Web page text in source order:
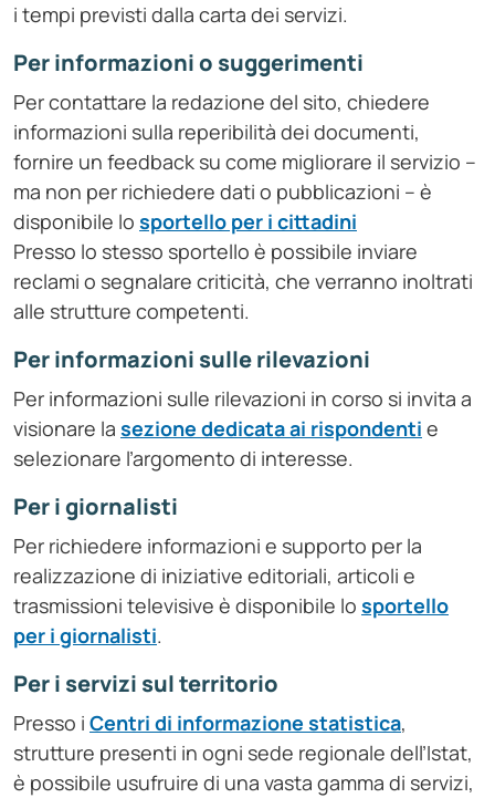
i tempi previsti dalla carta dei servizi.
Per informazioni o suggerimenti
Per contattare la redazione del sito, chiedere
informazioni sulla reperibilità dei documenti,
fornire un feedback su come migliorare il servizio –
ma non per richiedere dati o pubblicazioni – è
disponibile lo sportello per i cittadini
Presso lo stesso sportello è possibile inviare
reclami o segnalare criticità, che verranno inoltrati
alle strutture competenti.
Per informazioni sulle rilevazioni
Per informazioni sulle rilevazioni in corso si invita a
visionare la sezione dedicata ai rispondenti e
selezionare l’argomento di interesse.
Per i giornalisti
Per richiedere informazioni e supporto per la
realizzazione di iniziative editoriali, articoli e
trasmissioni televisive è disponibile lo sportello
per i giornalisti.
Per i servizi sul territorio
Presso i Centri di informazione statistica,
strutture presenti in ogni sede regionale dell’Istat,
è possibile usufruire di una vasta gamma di servizi,